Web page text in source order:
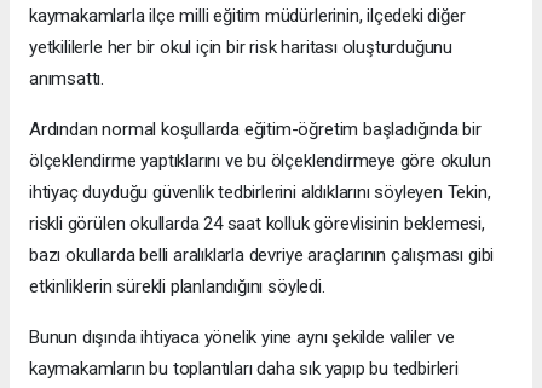
kaymakamlarla ilçe milli eğitim müdürlerinin, ilçedeki diğer
yetkililerle her bir okul için bir risk haritası oluşturduğunu
anımsattı.
Ardından normal koşullarda eğitim-öğretim başladığında bir
ölçeklendirme yaptıklarını ve bu ölçeklendirmeye göre okulun
ihtiyaç duyduğu güvenlik tedbirlerini aldıklarını söyleyen Tekin,
riskli görülen okullarda 24 saat kolluk görevlisinin beklemesi,
bazı okullarda belli aralıklarla devriye araçlarının çalışması gibi
etkinliklerin sürekli planlandığını söyledi.
Bunun dışında ihtiyaca yönelik yine aynı şekilde valiler ve
kaymakamların bu toplantıları daha sık yapıp bu tedbirleri